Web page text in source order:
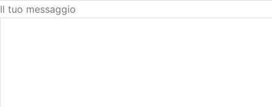
Il tuo messaggio